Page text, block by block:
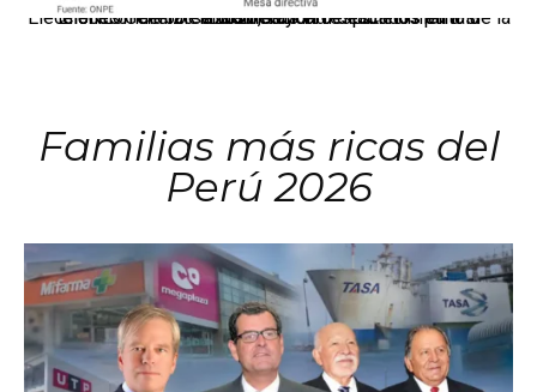
El JNE oficializó la distribución de escaños para la elección de 60 senadores y 130 diputados en las Elecciones Generales 2026, tras el restablecimiento de la Bicameralidad.
Familias más ricas del
Perú 2026